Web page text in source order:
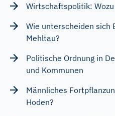
Wirtschaftspolitik:
Wie unterscheiden sich
Mehltau?
Politische Ordnung in
und Kommunen
Männliches
Hoden?